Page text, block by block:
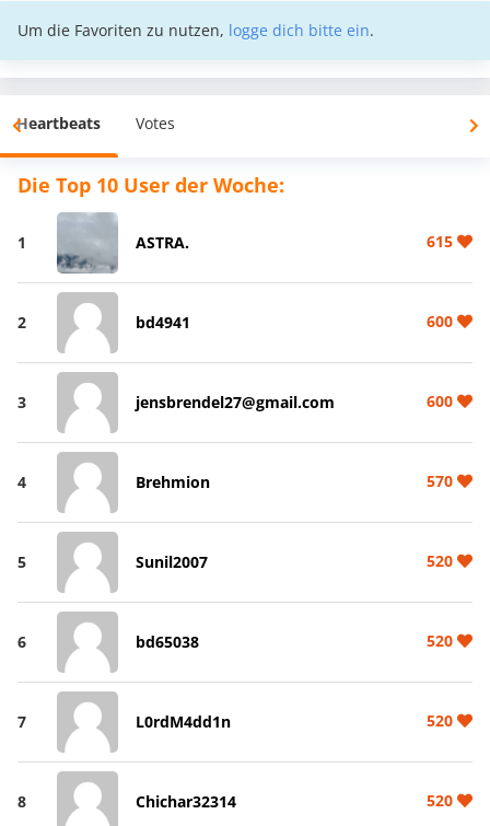
Um die Favoriten zu nutzen, logge dich bitte ein.
Heartbeats Votes
Die Top 10 User der Woche:
1 ASTRA. 615
2 bd4941 600
3 jensbrendel27@gmail.com 600
4 Brehmion 570
5 Sunil2007 520
6 bd65038 520
7 L0rdM4dd1n 520
8 Chichar32314 520